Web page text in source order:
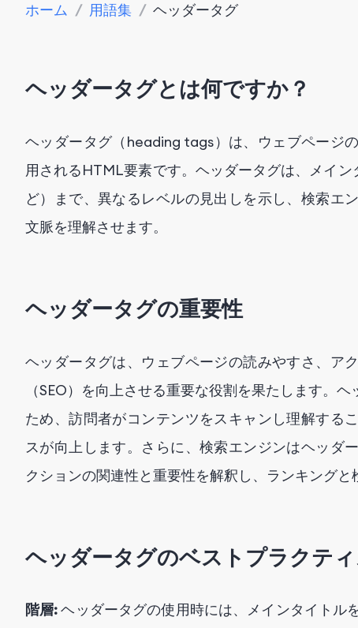
ホーム / 用語集 / ヘッダータグ
ヘッダータグとは何ですか？
ヘッダータグ（heading tags）は、ウェブページ
用されるHTML要素です。ヘッダータグは、メイ
ど）まで、異なるレベルの見出しを示し、検索エ
文脈を理解させます。
ヘッダータグの重要性
ヘッダータグは、ウェブページの読みやすさ、ア
（SEO）を向上させる重要な役割を果たします。
ため、訪問者がコンテンツをスキャンし理解する
スが向上します。さらに、検索エンジンはヘッダ
クションの関連性と重要性を解釈し、ランキングと
ヘッダータグのベストプラクテ
階層:ヘッダータグの使用時には、メインタイトル